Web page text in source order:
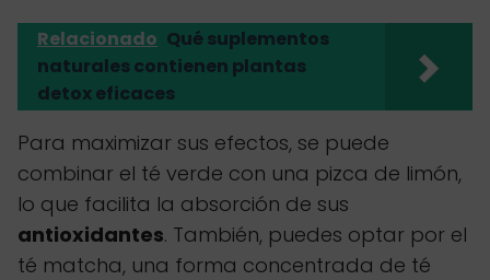
Relacionado Qué suplementos
naturales contienen plantas
detox eficaces
Para maximizar sus efectos, se puede
combinar el té verde con una pizca de limón,
lo que facilita la absorción de sus
antioxidantes. También, puedes optar por el
té matcha, una forma concentrada de té